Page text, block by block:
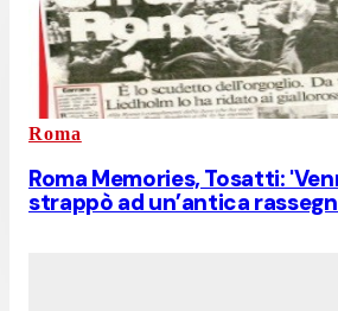
Roma
Roma Memories, Tosatti:
strappò ad un’antica